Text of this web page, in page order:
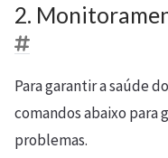
2.
Para garantir a saúde
comandos abaixo para
problemas.